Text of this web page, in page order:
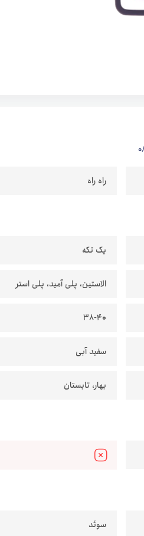
راه راه
یک تکه
الاستین، پلی آمید، پلی استر
38-40
سفید آبی
بهار، تابستان
سوئد